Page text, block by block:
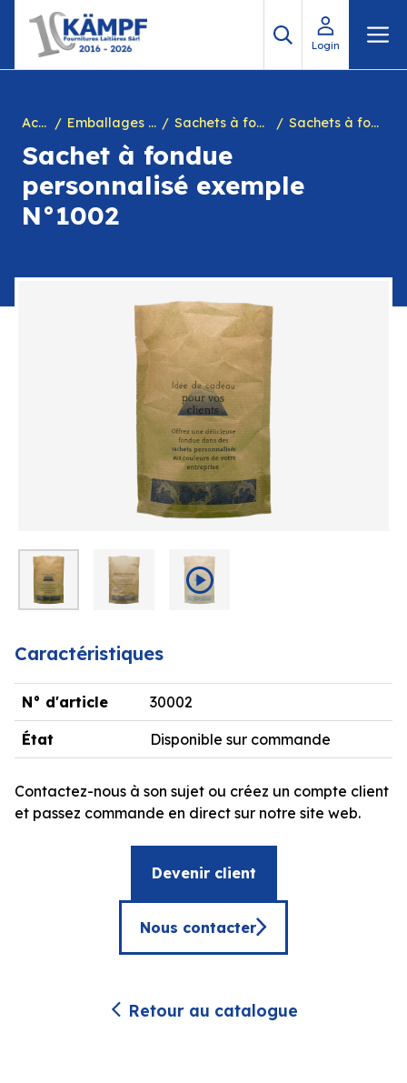
contenu
Login
Accueil Emballages personnalisés Sachets à fondue personnalisés Sachets à fondue personnalisés petite quantité
Sachet à fondue
personnalisé exemple
N°1002
Caractéristiques
N° d'article 30002
État Disponible sur commande
Contactez-nous à son sujet ou créez un compte client
et passez commande en direct sur notre site web.
Devenir client
Nous contacter
Retour au catalogue